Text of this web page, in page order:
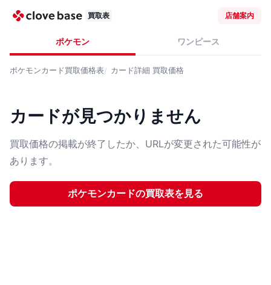
買取表 店舗案内
ポケモン ワンピース
ポケモンカード買取価格表 カード詳細 買取価格
カードが見つかりません
買取価格の掲載が終了したか、URLが変更された可能性が
あります。
ポケモンカードの買取表を見る